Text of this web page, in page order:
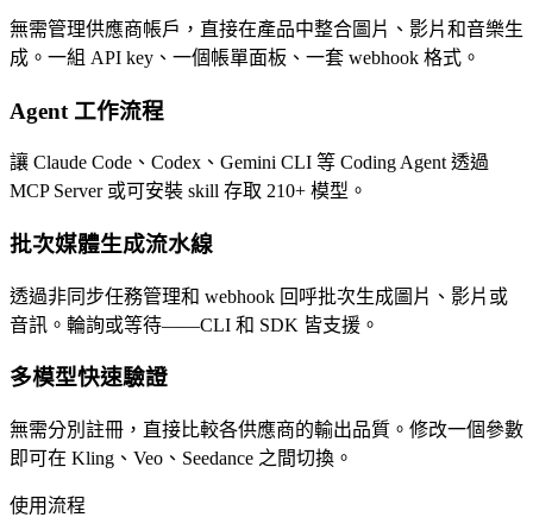
無需管理供應商帳戶，直接在產品中整合圖片、影片和音樂生
成。一組 API key、一個帳單面板、一套 webhook 格式。
Agent 工作流程
讓 Claude Code、Codex、Gemini CLI 等 Coding Agent 透過
MCP Server 或可安裝 skill 存取 210+ 模型。
批次媒體生成流水線
透過非同步任務管理和 webhook 回呼批次生成圖片、影片或
音訊。輪詢或等待——CLI 和 SDK 皆支援。
多模型快速驗證
無需分別註冊，直接比較各供應商的輸出品質。修改一個參數
即可在 Kling、Veo、Seedance 之間切換。
使用流程